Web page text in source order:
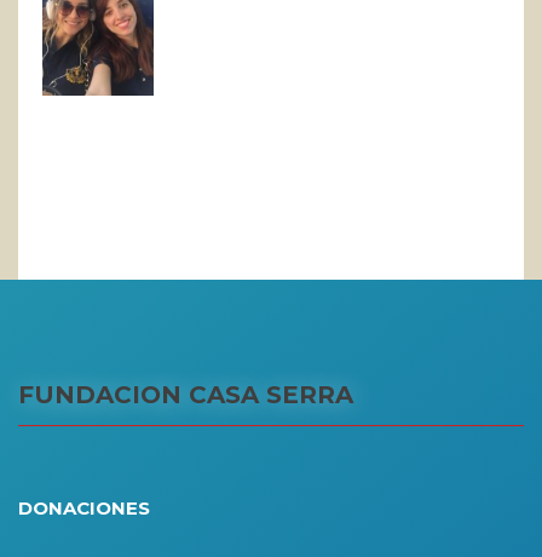
FUNDACION CASA SERRA
DONACIONES